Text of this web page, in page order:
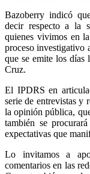
Bazoberry indicó
decir respecto a la
quienes vivimos en
proceso investigativo
que se emite los días
Cruz.
El IPDRS en
serie de entrevistas y
la opinión pública,
también se
expectativas que
Lo invitamos a
comentarios en las